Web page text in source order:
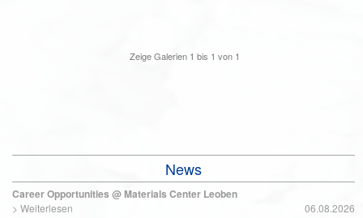
Zeige Galerien 1 bis 1 von 1
News
Career Opportunities @ Materials Center Leoben
> Weiterlesen 06.08.2026